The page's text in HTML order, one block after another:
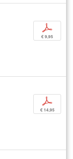
p
€ 9,95
p
€ 14,95